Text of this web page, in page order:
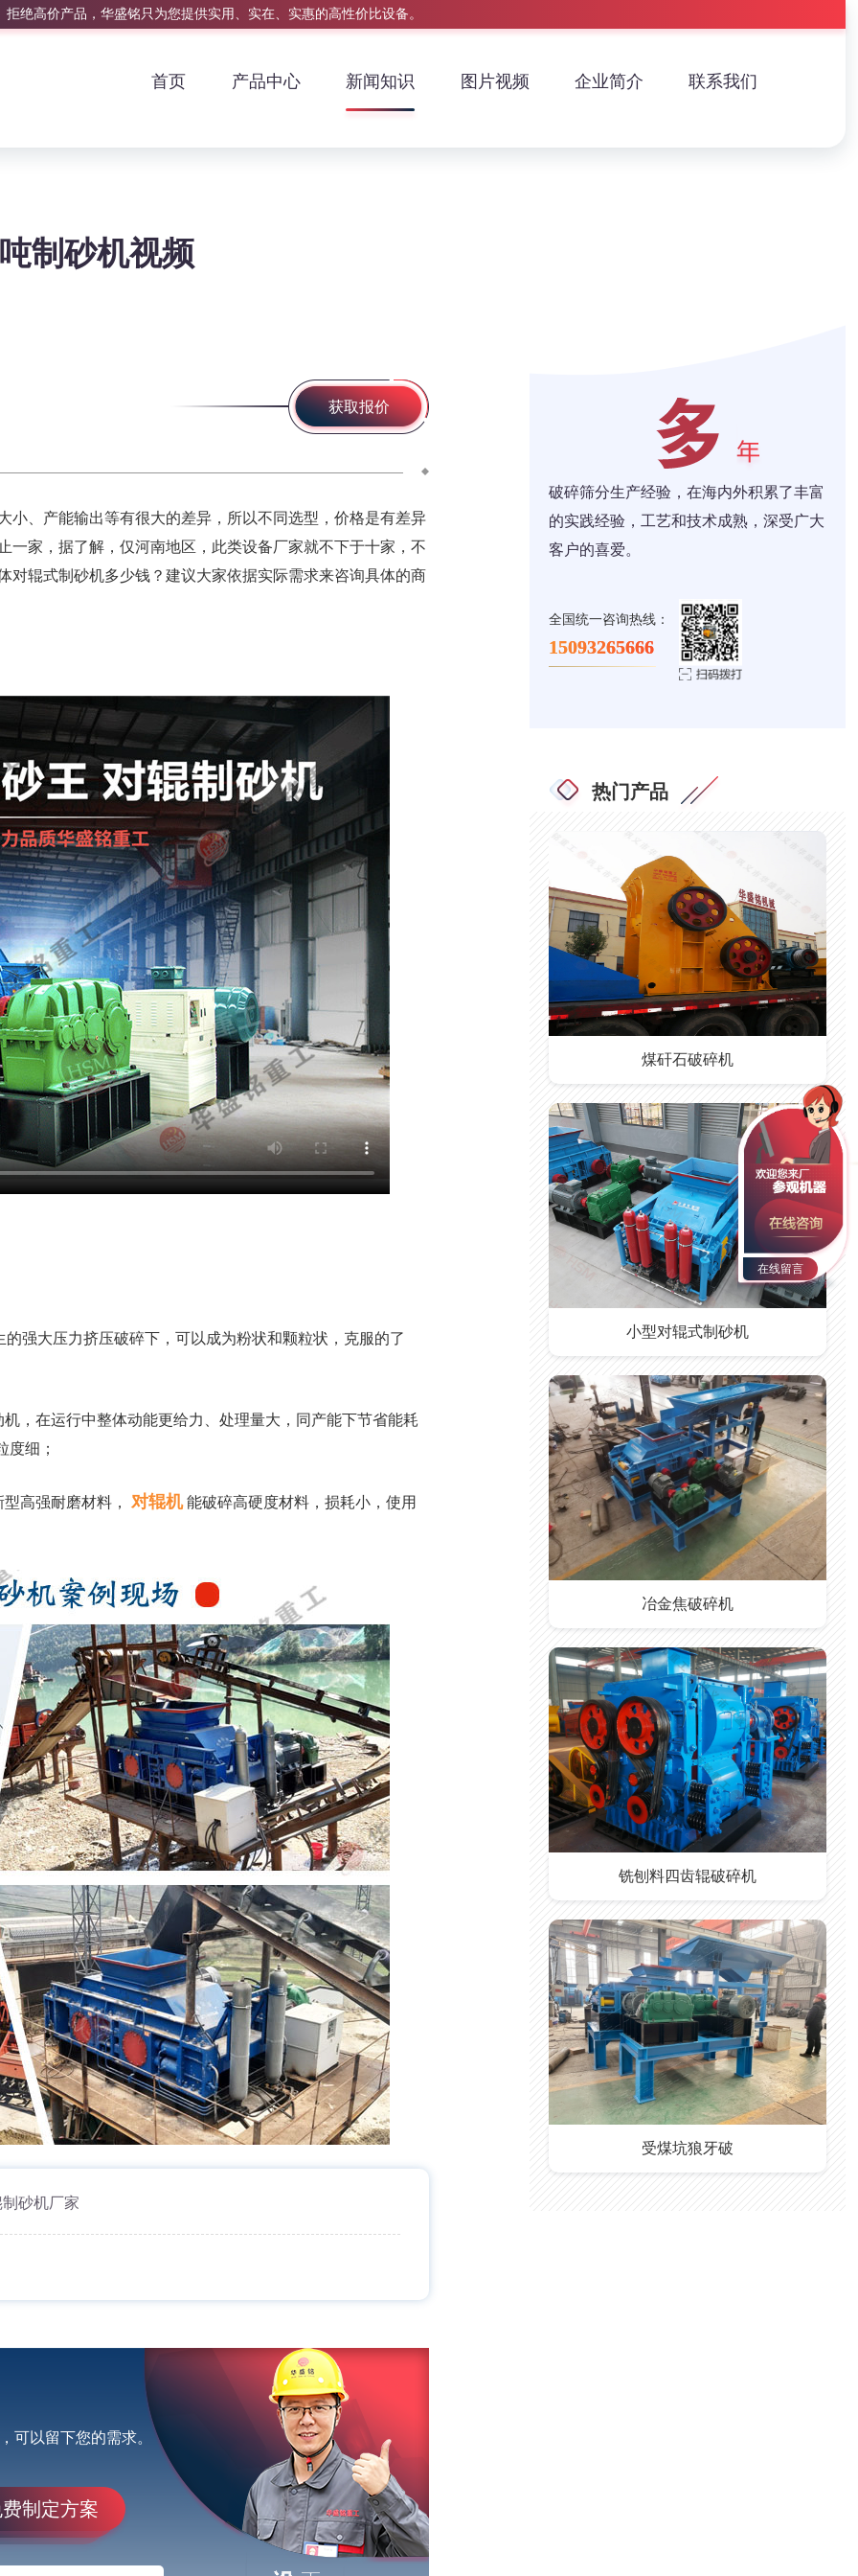
拒绝高价产品，华盛铭只为您提供实用、实在、实惠的高性价比设备。
首页 产品中心 新闻知识 图片视频 企业简介 联系我们
制砂机视频
获取报价
小、产能输出等有很大的差异，所以不同选型，价格是有差异
家，据了解，仅河南地区，此类设备厂家就不下于十家，不
对辊式制砂机多少钱？建议大家依据实际需求来咨询具体的商
强大压力挤压破碎下，可以成为粉状和颗粒状，克服的了
，在运行中整体动能更给力、处理量大，同产能下节省能耗
度细；
高强耐磨材料， 对辊机 能破碎高硬度材料，损耗小，使用
砂机厂家
可以留下您的需求。
制定方案
破碎筛分生产经验，在海内外积累了丰富
的实践经验，工艺和技术成熟，深受广大
客户的喜爱。
全国统一咨询热线：
15093265666
热门产品
煤矸石破碎机
小型对辊式制砂机
冶金焦破碎机
铣刨料四齿辊破碎机
受煤坑狼牙破
在线留言